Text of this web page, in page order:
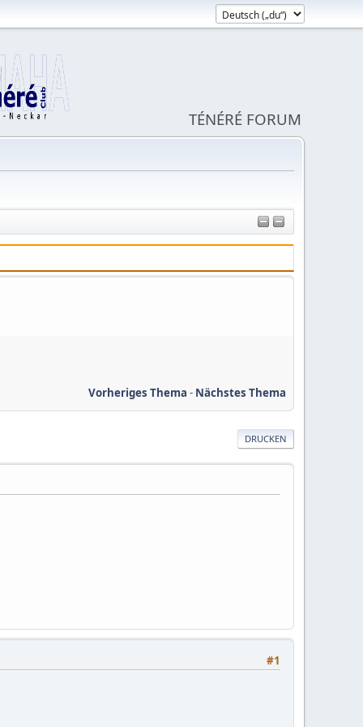
TÉNÉRÉ FORUM
Vorheriges Thema - Nächstes Thema
DRUCKEN
#1